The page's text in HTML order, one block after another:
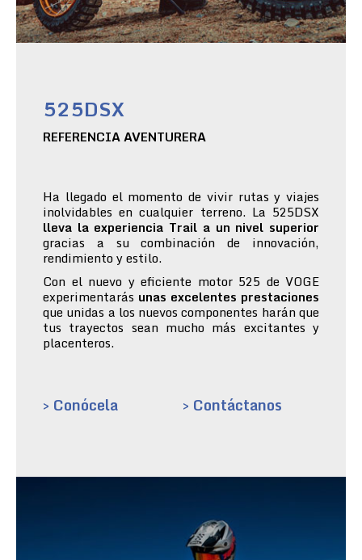
525DSX
REFERENCIA AVENTURERA
Ha llegado el momento de vivir rutas y viajes
inolvidables en cualquier terreno. La 525DSX
lleva la experiencia Trail a un nivel superior
gracias a su combinación de innovación,
rendimiento y estilo.
Con el nuevo y eficiente motor 525 de VOGE
experimentarás unas excelentes prestaciones
que unidas a los nuevos componentes harán que
tus trayectos sean mucho más excitantes y
placenteros.
> Conócela > Contáctanos